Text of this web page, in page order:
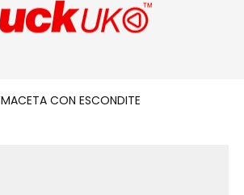
MACETA CON ESCONDITE